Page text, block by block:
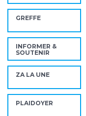
GREFFE
INFORMER &
SOUTENIR
ZA LA UNE
PLAIDOYER